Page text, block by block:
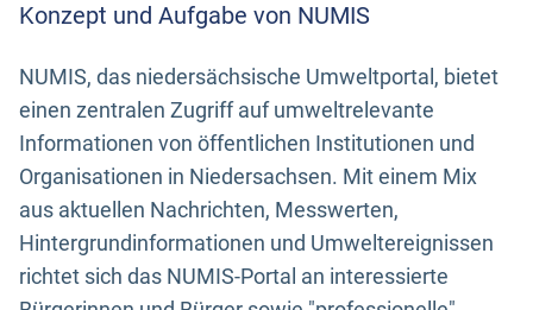
Konzept und Aufgabe von NUMIS
NUMIS, das niedersächsische Umweltportal, bietet
einen zentralen Zugriff auf umweltrelevante
Informationen von öffentlichen Institutionen und
Organisationen in Niedersachsen. Mit einem Mix
aus aktuellen Nachrichten, Messwerten,
Hintergrundinformationen und Umweltereignissen
richtet sich das NUMIS-Portal an interessierte